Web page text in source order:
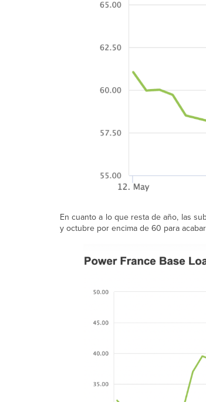
En cuanto a lo que resta de año, las
y octubre por encima de 60 para